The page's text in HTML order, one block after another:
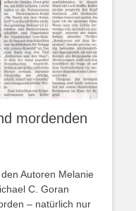
mordenden
Autoren Melanie
C. Goran
– natürlich nur